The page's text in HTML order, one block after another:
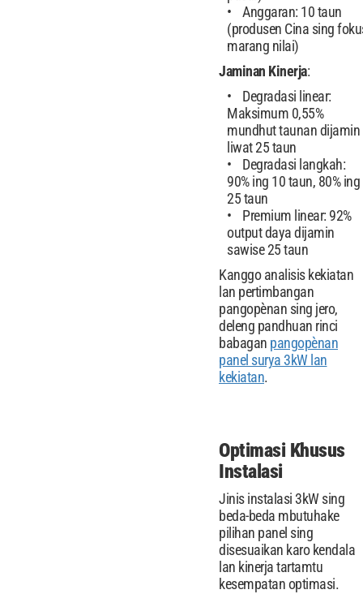
Anggaran: 10 taun
(produsen Cina sing
marang nilai)
Jaminan Kinerja:
Degradasi linear:
Maksimum 0,55%
mundhut taunan dijamin
liwat 25 taun
Degradasi langkah:
90% ing 10 taun, 80% ing
25 taun
Premium linear: 92%
output daya dijamin
sawise 25 taun
Kanggo analisis kekiatan
lan pertimbangan
pangopènan sing jero,
deleng pandhuan rinci
babagan pangopènan
panel surya 3kW lan
kekiatan.
Optimasi Khusus
Instalasi
Jinis instalasi 3kW sing
beda-beda mbutuhake
pilihan panel sing
disesuaikan karo kendala
lan kinerja tartamtu
kesempatan optimasi.